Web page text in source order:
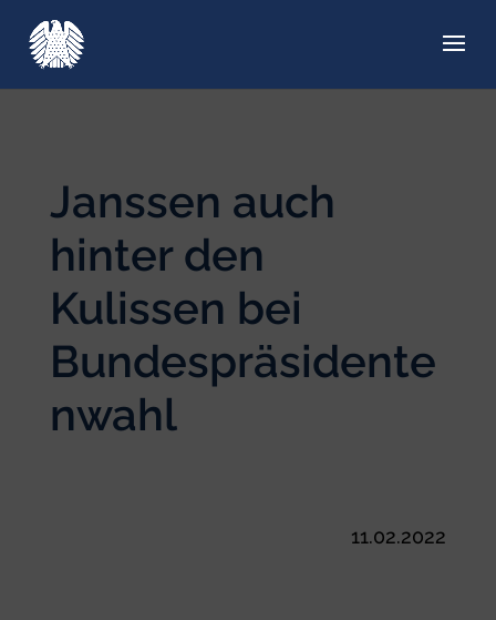
Janssen auch
hinter den
Kulissen bei
Bundespräsidente
nwahl
11.02.2022